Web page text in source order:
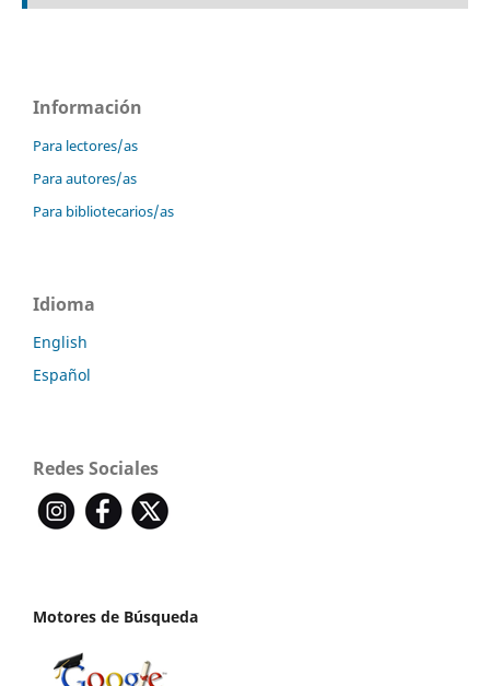
Información
Para lectores/as
Para autores/as
Para bibliotecarios/as
Idioma
English
Español
Redes Sociales
Motores de Búsqueda